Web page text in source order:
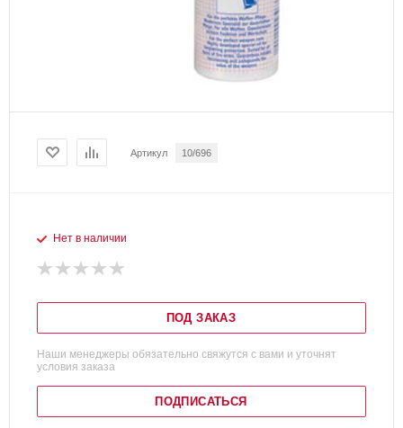
Артикул 10/696
Нет в наличии
ПОД ЗАКАЗ
Наши менеджеры обязательно свяжутся с вами и уточнят
условия заказа
ПОДПИСАТЬСЯ